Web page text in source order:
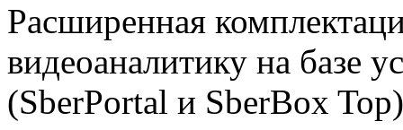
Расширенная
видеоаналитику на базе
(SberPortal и SberBox